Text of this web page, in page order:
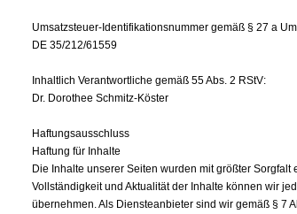
Umsatzsteuer-Identifikationsnummer gemäß § 27 a
DE 35/212/61559
Inhaltlich Verantwortliche gemäß 55 Abs. 2 RStV:
Dr. Dorothee Schmitz-Köster
Haftungsausschluss
Haftung für Inhalte
Die Inhalte unserer Seiten wurden mit größter Sorgfalt
Vollständigkeit und Aktualität der Inhalte können wir
übernehmen. Als Diensteanbieter sind wir gemäß § 7